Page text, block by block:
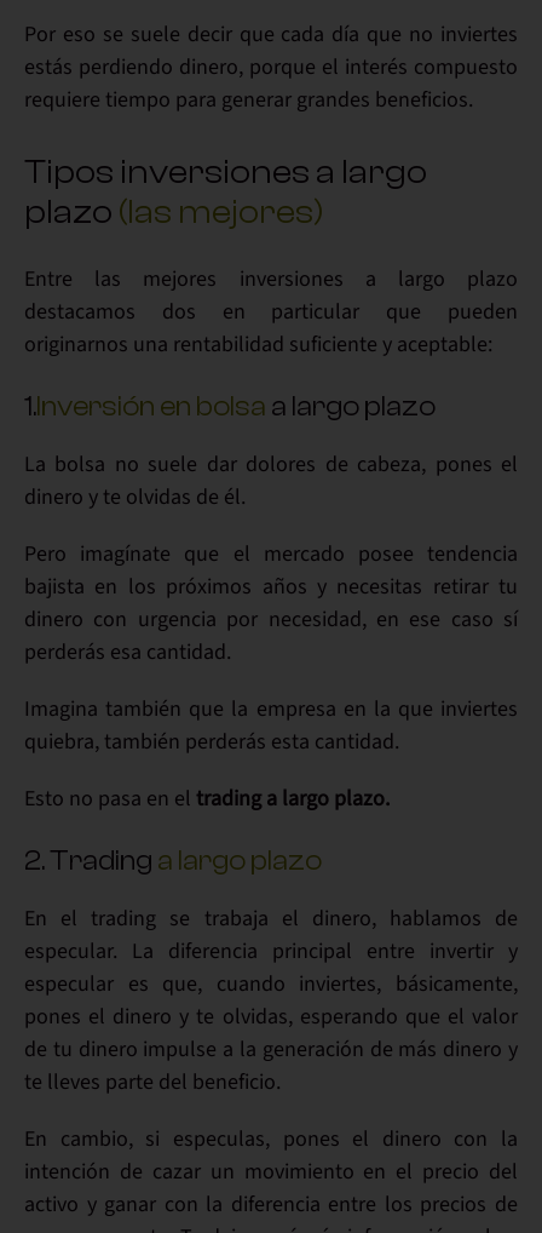
Por eso se suele decir que cada día que no inviertes
estás perdiendo dinero, porque el interés compuesto
requiere tiempo para generar grandes beneficios.
Tipos inversiones a largo
plazo (las mejores)
Entre las mejores inversiones a largo plazo
destacamos dos en particular que pueden
originarnos una rentabilidad suficiente y aceptable:
1.Inversión en bolsa a largo plazo
La bolsa no suele dar dolores de cabeza, pones el
dinero y te olvidas de él.
Pero imagínate que el mercado posee tendencia
bajista en los próximos años y necesitas retirar tu
dinero con urgencia por necesidad, en ese caso sí
perderás esa cantidad.
Imagina también que la empresa en la que inviertes
quiebra, también perderás esta cantidad.
Esto no pasa en el trading a largo plazo.
2. Trading a largo plazo
En el trading se trabaja el dinero, hablamos de
especular. La diferencia principal entre invertir y
especular es que, cuando inviertes, básicamente,
pones el dinero y te olvidas, esperando que el valor
de tu dinero impulse a la generación de más dinero y
te lleves parte del beneficio.
En cambio,si especulas, pones el dinero con la
intención de cazar un movimiento en el precio del
activo y ganar con la diferencia entre los precios de